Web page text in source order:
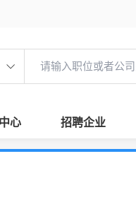
心 招聘企业